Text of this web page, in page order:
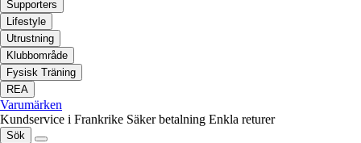
Supporters
Lifestyle
Utrustning
Klubbområde
Fysisk Träning
REA
Varumärken
Kundservice i Frankrike Säker betalning Enkla returer
Sök